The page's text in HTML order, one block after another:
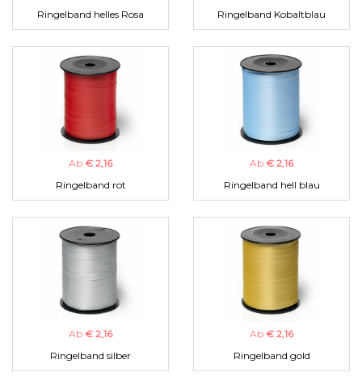
Ringelband helles Rosa
Ringelband Kobaltblau
Ab € 2,16
Ringelband rot
Ab € 2,16
Ringelband hell blau
Ab € 2,16
Ringelband silber
Ab € 2,16
Ringelband gold